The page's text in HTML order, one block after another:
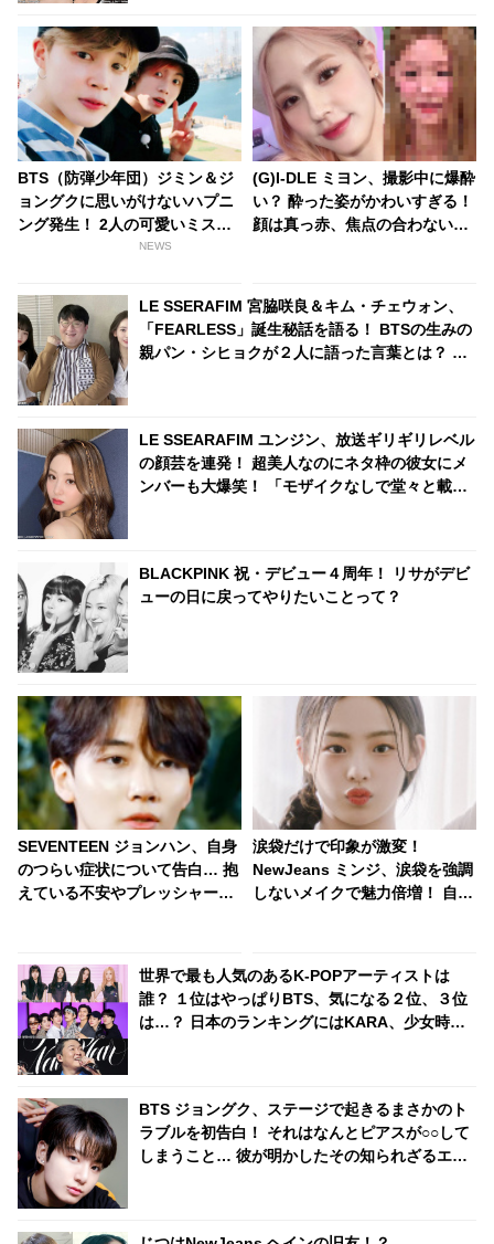
BTS（防弾少年団）ジミン＆ジ
ョングクに思いがけないハプニ
ング発生！ 2人の可愛いミスに
NEWS
(G)I-DLE ミヨン、撮影中に爆酔
い？ 酔った姿がかわいすぎる！
顔は真っ赤、焦点の合わない目
LE SSERAFIM 宮脇咲良＆キム・チェウォン、
「FEARLESS」誕生秘話を語る！ BTSの生みの
親パン・シヒョクが２人に語った言葉とは？ デ
LE SSEARAFIM ユンジン、放送ギリギリレベル
の顔芸を連発！ 超美人なのにネタ枠の彼女にメ
ンバーも大爆笑！ 「モザイクなしで堂々と載せ
BLACKPINK 祝・デビュー４周年！ リサがデビ
ューの日に戻ってやりたいことって？
SEVENTEEN ジョンハン、自身
のつらい症状について告白… 抱
えている不安やプレッシャー、
直な思いにファン涙
涙袋だけで印象が激変！
NewJeans ミンジ、涙袋を強調
しないメイクで魅力倍増！ 自然
世界で最も人気のあるK-POPアーティストは
誰？ １位はやっぱりBTS、気になる２位、３位
は…？ 日本のランキングにはKARA、少女時代
BTS ジョングク、ステージで起きるまさかのト
ラブルを初告白！ それはなんとピアスが○○して
しまうこと… 彼が明かしたその知られざるエピ